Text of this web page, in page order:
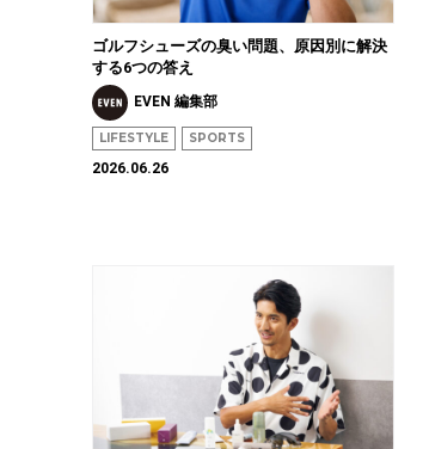
ゴルフシューズの臭い問題、原因別に解決
する6つの答え
EVEN 編集部
LIFESTYLE SPORTS
2026.06.26